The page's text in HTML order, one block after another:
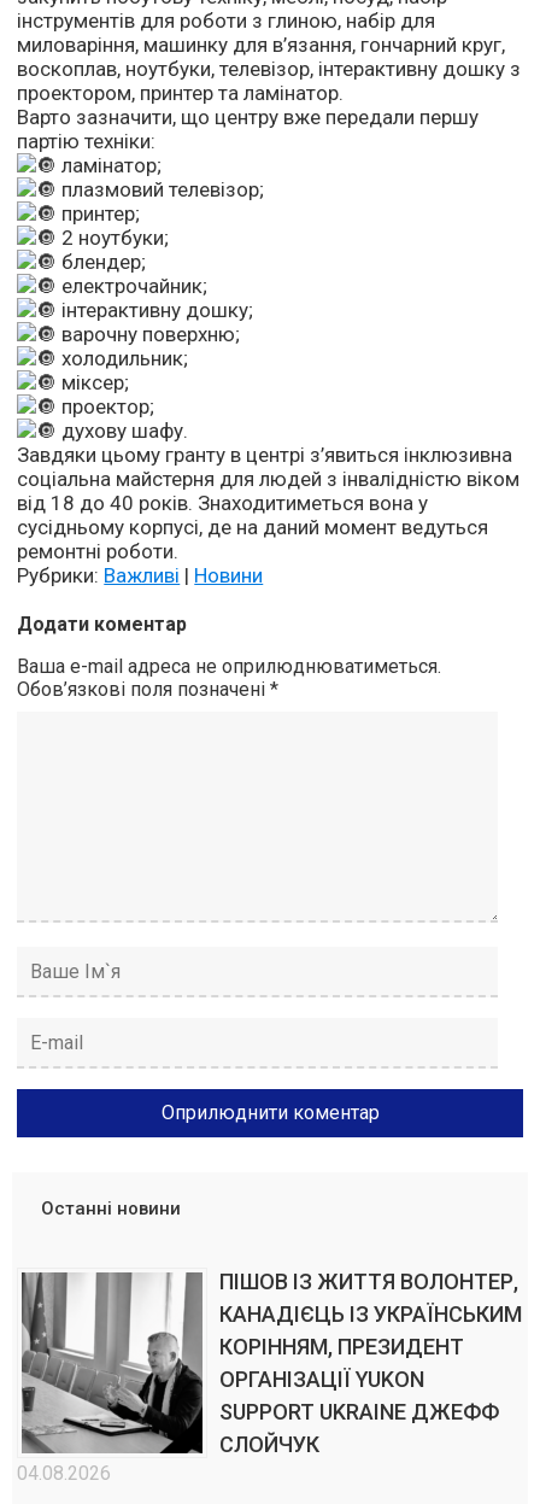
інструментів для роботи з глиною, набір для
миловаріння, машинку для в’язання, гончарний круг,
воскоплав, ноутбуки, телевізор, інтерактивну дошку з
проектором, принтер та ламінатор.
Варто зазначити, що центру вже передали першу
партію техніки:
ламінатор;
плазмовий телевізор;
принтер;
2 ноутбуки;
блендер;
електрочайник;
інтерактивну дошку;
варочну поверхню;
холодильник;
міксер;
проектор;
духову шафу.
Завдяки цьому гранту в центрі з’явиться інклюзивна
соціальна майстерня для людей з інвалідністю віком
від 18 до 40 років. Знаходитиметься вона у
сусідньому корпусі, де на даний момент ведуться
ремонтні роботи.
Рубрики: Важливі | Новини
Додати коментар
Ваша e-mail адреса не оприлюднюватиметься.
Обов’язкові поля позначені*
Останні новини
ПІШОВ ІЗ ЖИТТЯ ВОЛОНТЕР,
КАНАДІЄЦЬ ІЗ УКРАЇНСЬКИМ
КОРІННЯМ, ПРЕЗИДЕНТ
ОРГАНІЗАЦІЇ YUKON
SUPPORT UKRAINE ДЖЕФФ
СЛОЙЧУК
04.08.2026